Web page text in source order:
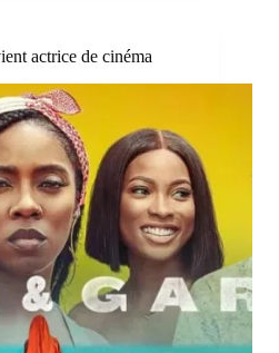
actrice de cinéma